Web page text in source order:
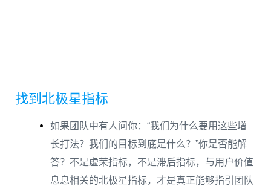
找到北极星指标
如果团队中有人问你：“我们为什么要用这些增
长打法？我们的目标到底是什么？”你是否能解
答？不是虚荣指标，不是滞后指标，与用户价值
息息相关的北极星指标，才是真正能够指引团队